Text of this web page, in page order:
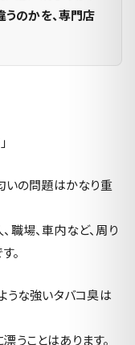
のかを、専門店
いの問題はかなり重
職場、車内など、周り
。
うな強いタバコ臭は
うことはあります。